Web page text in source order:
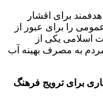
برای اقشار
را برای عبور از
اسلامی یکی از
به مصرف بهینه آب
آماده همکاری برای ترویج فرهنگ